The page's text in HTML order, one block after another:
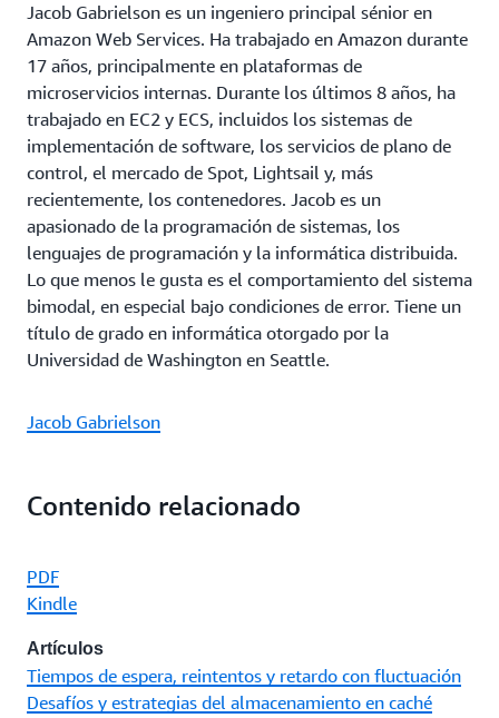
Jacob Gabrielson es un ingeniero principal sénior en
Amazon Web Services. Ha trabajado en Amazon durante
17 años, principalmente en plataformas de
microservicios internas. Durante los últimos 8 años, ha
trabajado en EC2 y ECS, incluidos los sistemas de
implementación de software, los servicios de plano de
control, el mercado de Spot, Lightsail y, más
recientemente, los contenedores. Jacob es un
apasionado de la programación de sistemas, los
lenguajes de programación y la informática distribuida.
Lo que menos le gusta es el comportamiento del sistema
bimodal, en especial bajo condiciones de error. Tiene un
título de grado en informática otorgado por la
Universidad de Washington en Seattle.
Jacob Gabrielson
Contenido relacionado
PDF
Kindle
Artículos
Tiempos de espera, reintentos y retardo con fluctuación
Desafíos y estrategias del almacenamiento en caché